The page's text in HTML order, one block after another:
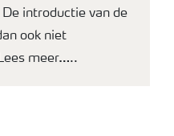
introductie van de
ook niet
meer…..